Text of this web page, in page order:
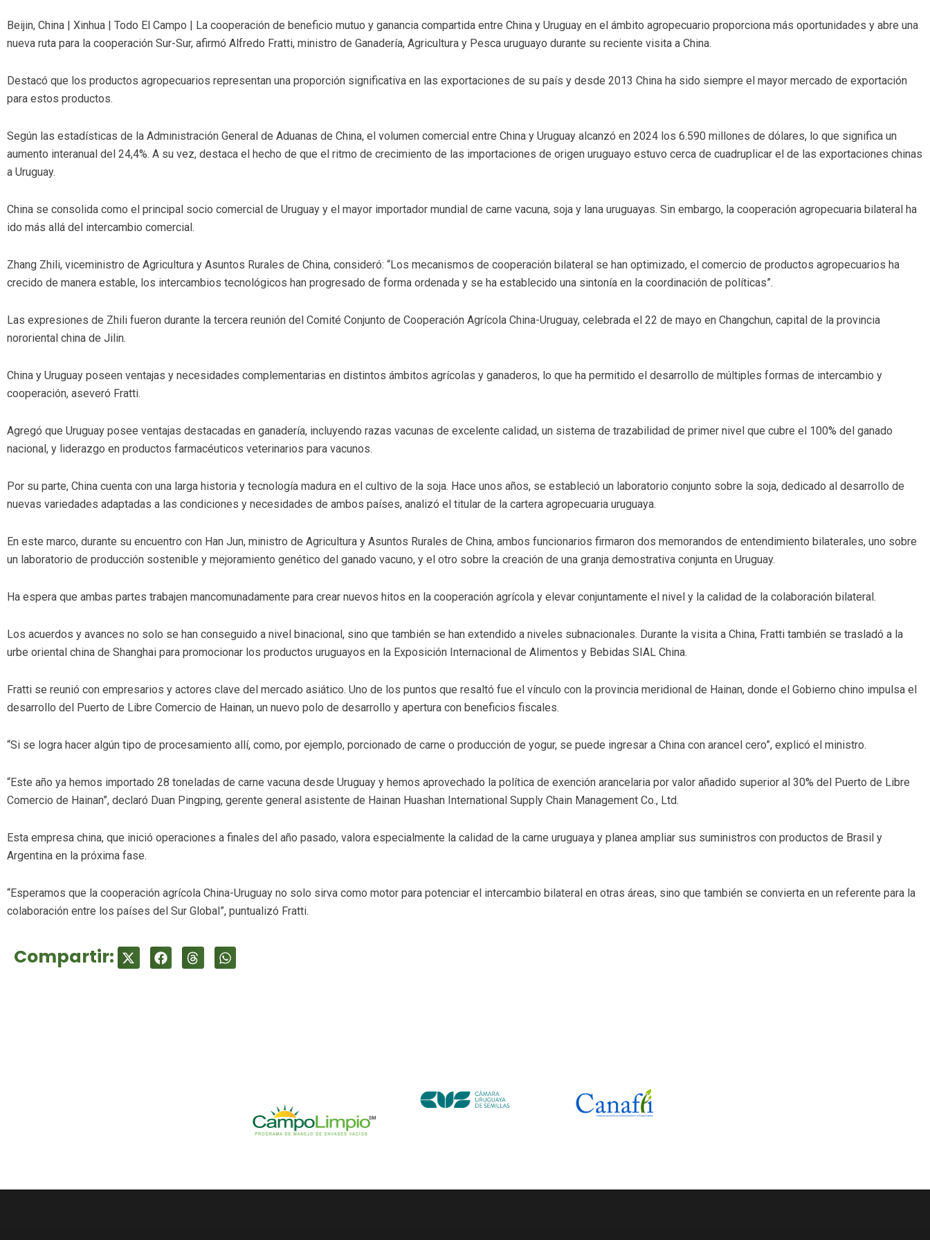
Beijin, China | Xinhua | Todo El Campo | La cooperación de beneficio mutuo y ganancia compartida entre China y Uruguay en el ámbito agropecuario proporciona más oportunidades y abre una
nueva ruta para la cooperación Sur-Sur, afirmó Alfredo Fratti, ministro de Ganadería, Agricultura y Pesca uruguayo durante su reciente visita a China.
Destacó que los productos agropecuarios representan una proporción significativa en las exportaciones de su país y desde 2013 China ha sido siempre el mayor mercado de exportación
para estos productos.
Según las estadísticas de la Administración General de Aduanas de China, el volumen comercial entre China y Uruguay alcanzó en 2024 los 6.590 millones de dólares, lo que significa un
aumento interanual del 24,4%. A su vez, destaca el hecho de que el ritmo de crecimiento de las importaciones de origen uruguayo estuvo cerca de cuadruplicar el de las exportaciones chinas
a Uruguay.
China se consolida como el principal socio comercial de Uruguay y el mayor importador mundial de carne vacuna, soja y lana uruguayas. Sin embargo, la cooperación agropecuaria bilateral ha
ido más allá del intercambio comercial.
Zhang Zhili, viceministro de Agricultura y Asuntos Rurales de China, consideró: “Los mecanismos de cooperación bilateral se han optimizado, el comercio de productos agropecuarios ha
crecido de manera estable, los intercambios tecnológicos han progresado de forma ordenada y se ha establecido una sintonía en la coordinación de políticas”.
Las expresiones de Zhili fueron durante la tercera reunión del Comité Conjunto de Cooperación Agrícola China-Uruguay, celebrada el 22 de mayo en Changchun, capital de la provincia
nororiental china de Jilin.
China y Uruguay poseen ventajas y necesidades complementarias en distintos ámbitos agrícolas y ganaderos, lo que ha permitido el desarrollo de múltiples formas de intercambio y
cooperación, aseveró Fratti.
Agregó que Uruguay posee ventajas destacadas en ganadería, incluyendo razas vacunas de excelente calidad, un sistema de trazabilidad de primer nivel que cubre el 100% del ganado
nacional, y liderazgo en productos farmacéuticos veterinarios para vacunos.
Por su parte, China cuenta con una larga historia y tecnología madura en el cultivo de la soja. Hace unos años, se estableció un laboratorio conjunto sobre la soja, dedicado al desarrollo de
nuevas variedades adaptadas a las condiciones y necesidades de ambos países, analizó el titular de la cartera agropecuaria uruguaya.
En este marco, durante su encuentro con Han Jun, ministro de Agricultura y Asuntos Rurales de China, ambos funcionarios firmaron dos memorandos de entendimiento bilaterales, uno sobre
un laboratorio de producción sostenible y mejoramiento genético del ganado vacuno, y el otro sobre la creación de una granja demostrativa conjunta en Uruguay.
Ha espera que ambas partes trabajen mancomunadamente para crear nuevos hitos en la cooperación agrícola y elevar conjuntamente el nivel y la calidad de la colaboración bilateral.
Los acuerdos y avances no solo se han conseguido a nivel binacional, sino que también se han extendido a niveles subnacionales. Durante la visita a China, Fratti también se trasladó a la
urbe oriental china de Shanghai para promocionar los productos uruguayos en la Exposición Internacional de Alimentos y Bebidas SIAL China.
Fratti se reunió con empresarios y actores clave del mercado asiático. Uno de los puntos que resaltó fue el vínculo con la provincia meridional de Hainan, donde el Gobierno chino impulsa el
desarrollo del Puerto de Libre Comercio de Hainan, un nuevo polo de desarrollo y apertura con beneficios fiscales.
“Si se logra hacer algún tipo de procesamiento allí, como, por ejemplo, porcionado de carne o producción de yogur, se puede ingresar a China con arancel cero”, explicó el ministro.
“Este año ya hemos importado 28 toneladas de carne vacuna desde Uruguay y hemos aprovechado la política de exención arancelaria por valor añadido superior al 30% del Puerto de Libre
Comercio de Hainan”, declaró Duan Pingping, gerente general asistente de Hainan Huashan International Supply Chain Management Co., Ltd.
Esta empresa china, que inició operaciones a finales del año pasado, valora especialmente la calidad de la carne uruguaya y planea ampliar sus suministros con productos de Brasil y
Argentina en la próxima fase.
“Esperamos que la cooperación agrícola China-Uruguay no solo sirva como motor para potenciar el intercambio bilateral en otras áreas, sino que también se convierta en un referente para la
colaboración entre los países del Sur Global”, puntualizó Fratti.
Compartir: